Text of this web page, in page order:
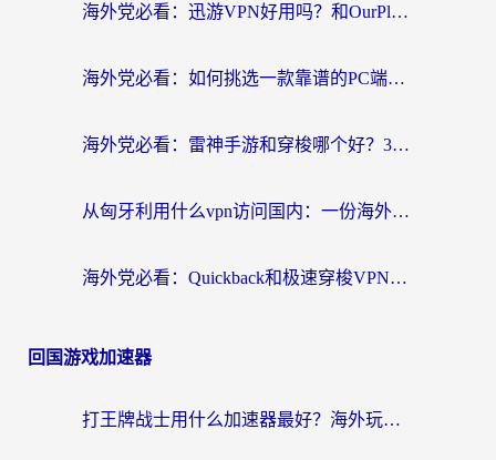
海外党必看：迅游VPN好用吗？和OurPlay VPN对比哪个回国效果更好？附真实体验测评
海外党必看：如何挑选一款靠谱的PC端VPN，让回国冲浪不再卡顿
海外党必看：雷神手游和穿梭哪个好？3步教你选对回国加速器（附实测对比）
从匈牙利用什么vpn访问国内：一份海外游子的网络归乡指南
海外党必看：Quickback和极速穿梭VPN好用吗？3步选对回国加速器实现无缝刷国内资源
回国游戏加速器
打王牌战士用什么加速器最好？海外玩家的终极选择指南